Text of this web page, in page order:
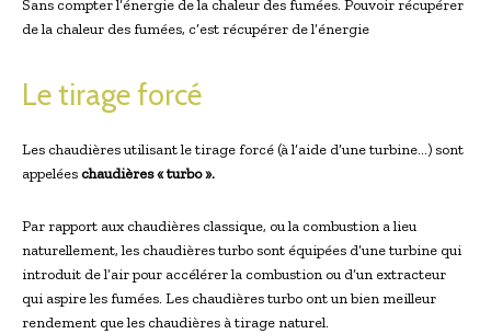
Sans compter l’énergie de la chaleur des fumées. Pouvoir récupérer
de la chaleur des fumées, c’est récupérer de l’énergie
Le tirage forcé
Les chaudières utilisant le tirage forcé (à l’aide d’une turbine…) sont
appelées chaudières « turbo ».
Par rapport aux chaudières classique, ou la combustion a lieu
naturellement, les chaudières turbo sont équipées d’une turbine qui
introduit de l’air pour accélérer la combustion ou d’un extracteur
qui aspire les fumées. Les chaudières turbo ont un bien meilleur
rendement que les chaudières à tirage naturel.